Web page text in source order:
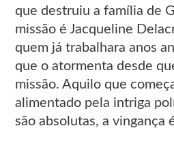
que destruiu a família de
missão é Jacqueline
quem já trabalhara anos
que o atormenta desde
missão. Aquilo que
alimentado pela intriga
são absolutas, a vingança